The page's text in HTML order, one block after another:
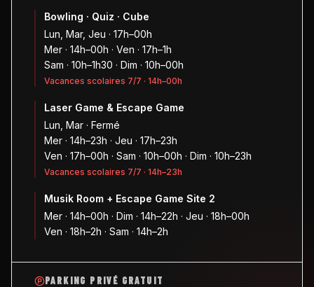
Bowling · Quiz · Cube
Lun, Mar, Jeu · 17h–00h
Mer · 14h–00h · Ven · 17h–1h
Sam · 10h–1h30 · Dim · 10h–00h
Vacances scolaires 7/7 · 14h–00h
Laser Game & Escape Game
Lun, Mar · Fermé
Mer · 14h–23h · Jeu · 17h–23h
Ven · 17h–00h · Sam · 10h–00h · Dim · 10h–23h
Vacances scolaires 7/7 · 14h–23h
Musik Room + Escape Game Site 2
Mer · 14h–00h · Dim · 14h–22h · Jeu · 18h–00h
Ven · 18h–2h · Sam · 14h–2h
PARKING PRIVÉ GRATUIT